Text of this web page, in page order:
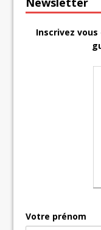
Inscrivez
Votre prénom